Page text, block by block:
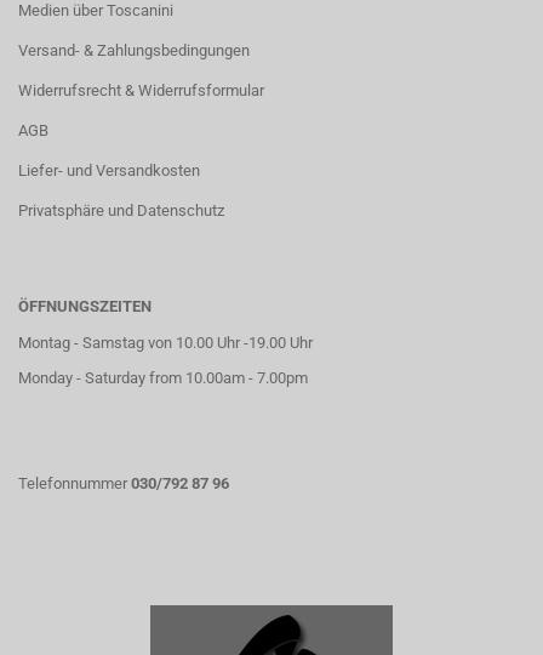
Medien über Toscanini
Versand- & Zahlungsbedingungen
Widerrufsrecht & Widerrufsformular
AGB
Liefer- und Versandkosten
Privatsphäre und Datenschutz
ÖFFNUNGSZEITEN
Montag - Samstag von 10.00 Uhr -19.00 Uhr
Monday - Saturday from 10.00am - 7.00pm
Telefonnummer 030/792 87 96